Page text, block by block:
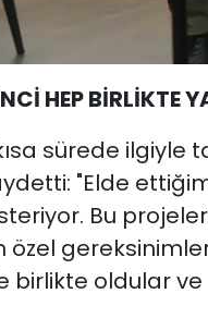
HEP BİRLİKTE
sürede
"Elde
Bu
özel
birlikte oldular